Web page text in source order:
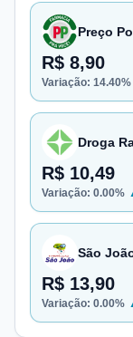
Preço
R$ 8,90
Variação: 14.40%
Droga
R$ 10,49
Variação: 0.00%
São
R$ 13,90
Variação: 0.00%